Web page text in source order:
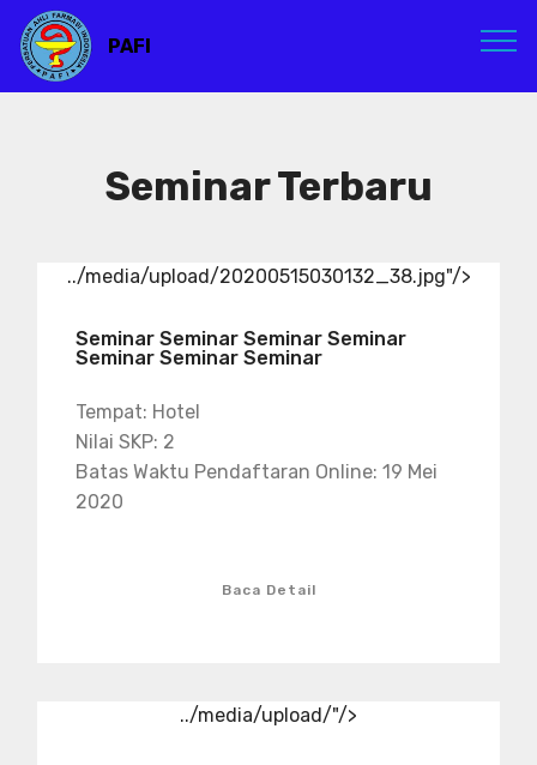
PAFI
Seminar Terbaru
../media/upload/20200515030132_38.jpg"/>
Seminar Seminar Seminar Seminar
Seminar Seminar Seminar
Tempat: Hotel
Nilai SKP: 2
Batas Waktu Pendaftaran Online: 19 Mei
2020
Baca Detail
../media/upload/"/>